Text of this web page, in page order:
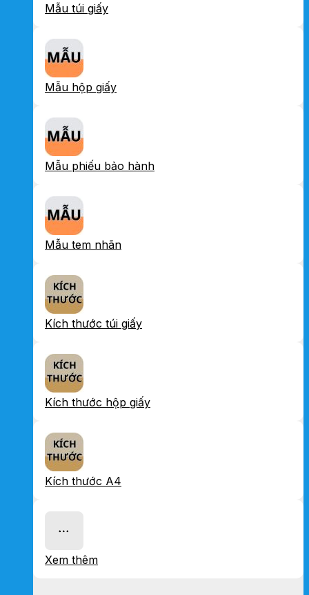
Mẫu túi giấy
Mẫu hộp giấy
Mẫu phiếu bảo hành
Mẫu tem nhãn
Kích thước túi giấy
Kích thước hộp giấy
Kích thước A4
Xem thêm